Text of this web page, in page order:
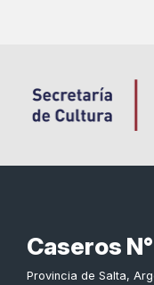
Caseros
Provincia de Salta,